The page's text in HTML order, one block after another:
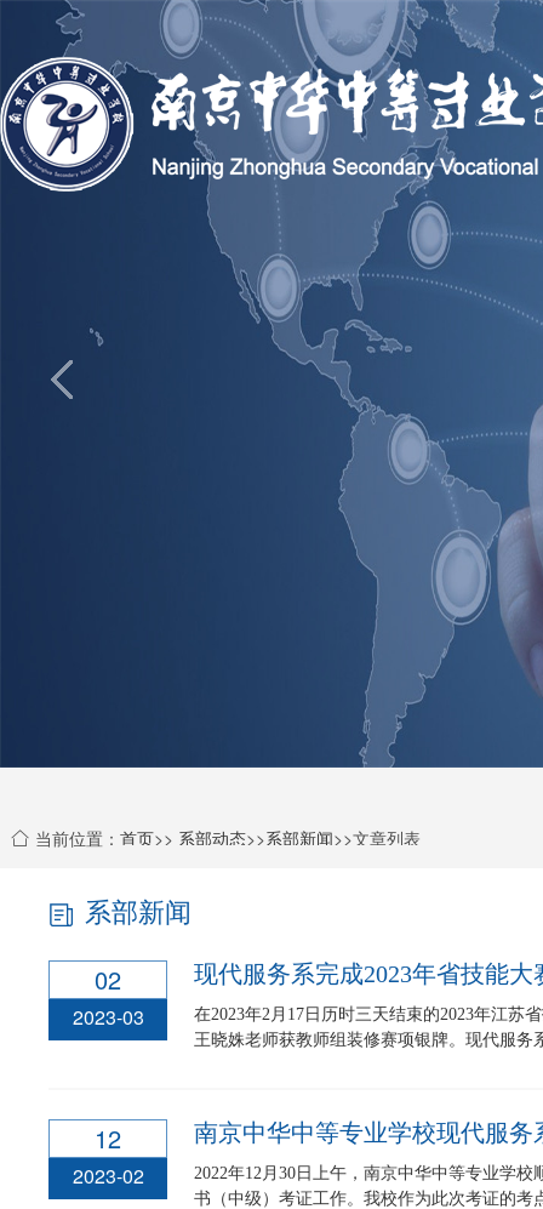
当前位置： 首页>> 系部动态>>系部新闻>>文章列表
系部新闻
02
2023-03
现代服务系完成2023年省技能大
在2023年2月17日历时三天结束的2023年江苏
王晓姝老师获教师组装修赛项银牌。现代服务
12
2023-02
2022年12月30日上午，南京中华中等专业学校
书（中级）考证工作。我校作为此次考证的考